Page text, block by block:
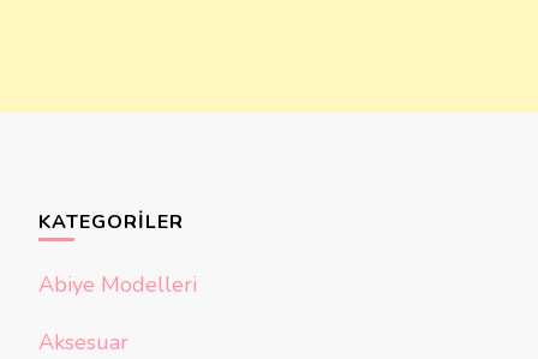
KATEGORILER
Abiye Modelleri
Aksesuar